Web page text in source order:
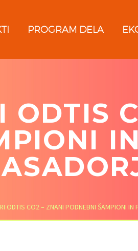
PROGRAM DELA
ODTIS
ODTIS CO2 – ZNANI PODNEBNI ŠAMPIONI IN